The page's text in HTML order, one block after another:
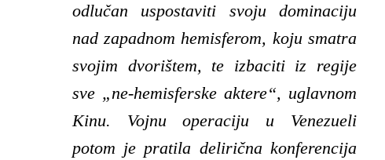
odlučan uspostaviti svoju dominaciju
nad zapadnom hemisferom, koju smatra
svojim dvorištem, te izbaciti iz regije
sve „ne-hemisferske aktere“, uglavnom
Kinu. Vojnu operaciju u Venezueli
potom je pratila delirična konferencija